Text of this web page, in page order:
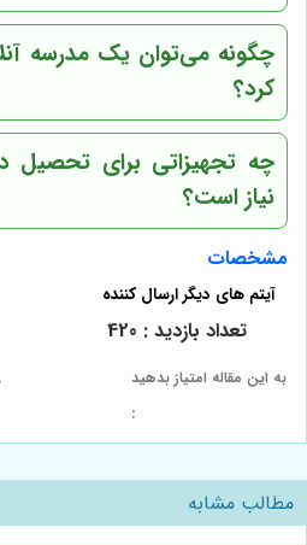
چگونه می‌توان یک مدرسه
کرد؟
چه تجهیزاتی برای تحصیل
نیاز است؟
مشخصات
به این مقاله امتیاز بدهید
:
تعداد بازدید : 420
مطالب مشابه